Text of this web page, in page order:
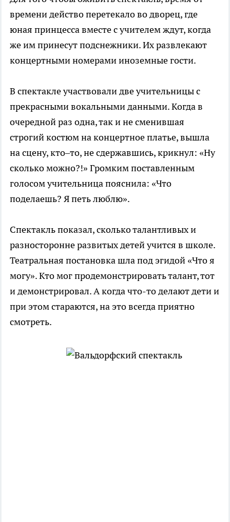
времени действо перетекало во дворец, где
юная принцесса вместе с учителем ждут, когда
же им принесут подснежники. Их развлекают
концертными номерами иноземные гости.
В спектакле участвовали две учительницы с
прекрасными вокальными данными. Когда в
очередной раз одна, так и не сменившая
строгий костюм на концертное платье, вышла
на сцену, кто–то, не сдержавшись, крикнул: «Ну
сколько можно?!» Громким поставленным
голосом учительница пояснила: «Что
поделаешь? Я петь люблю».
Спектакль показал, сколько талантливых и
разносторонне развитых детей учится в школе.
Театральная постановка шла под эгидой «Что я
могу». Кто мог продемонстрировать талант, тот
и демонстрировал. А когда что-то делают дети и
при этом стараются, на это всегда приятно
смотреть.